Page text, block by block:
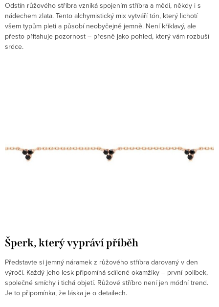
Odstín růžového stříbra vzniká spojením stříbra a mědi, někdy i s
nádechem zlata. Tento alchymistický mix vytváří tón, který lichotí
všem typům pleti a působí neobyčejně jemně. Není křiklavý, ale
přesto přitahuje pozornost – přesně jako pohled, který vám rozbuší
srdce.
Šperk, který vypráví příběh
Představte si jemný náramek z růžového stříbra darovaný v den
výročí. Každý jeho lesk připomíná sdílené okamžiky – první polibek,
společné smíchy i tichá objetí. Růžové stříbro není jen módní trend.
Je to připomínka, že láska je o detailech.